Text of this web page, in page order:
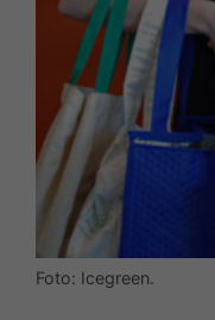
Foto: Icegreen.